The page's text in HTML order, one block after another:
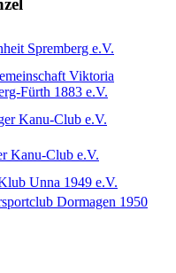
Spremberg e.V.
Viktoria
Fürth 1883 e.V.
Kanu-Club e.V.
Kanu-Club e.V.
Unna 1949 e.V.
Dormagen 1950